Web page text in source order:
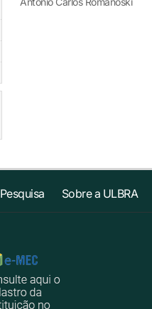
Pesquisa Sobre a ULBRA